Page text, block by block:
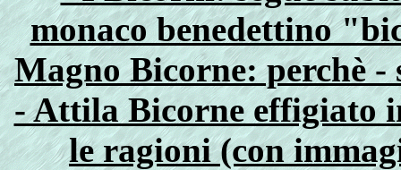
monaco benedettino
Magno Bicorne: perchè
- Attila Bicorne effigiato
le ragioni (con